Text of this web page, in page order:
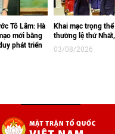
Tô Lâm: Hà
mới bằng
phát triển
Khai mạc trọng
thường lệ thứ
03/08/2026